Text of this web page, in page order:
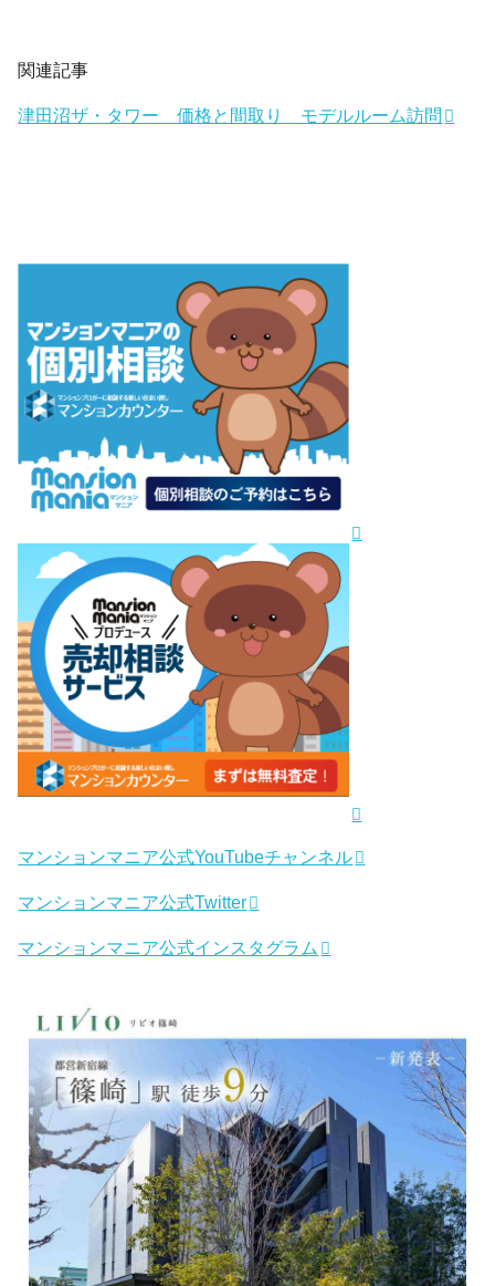
関連記事
津田沼ザ・タワー 価格と間取り モデルルーム訪問
マンションマニア公式YouTubeチャンネル
マンションマニア公式Twitter
マンションマニア公式インスタグラム